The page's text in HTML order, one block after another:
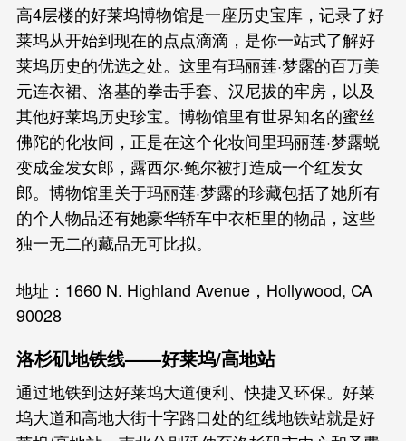
高4层楼的好莱坞博物馆是一座历史宝库，记录了好
莱坞从开始到现在的点点滴滴，是你一站式了解好
莱坞历史的优选之处。这里有玛丽莲·梦露的百万美
元连衣裙、洛基的拳击手套、汉尼拔的牢房，以及
其他好莱坞历史珍宝。博物馆里有世界知名的蜜丝
佛陀的化妆间，正是在这个化妆间里玛丽莲·梦露蜕
变成金发女郎，露西尔·鲍尔被打造成一个红发女
郎。博物馆里关于玛丽莲·梦露的珍藏包括了她所有
的个人物品还有她豪华轿车中衣柜里的物品，这些
独一无二的藏品无可比拟。
地址：1660 N. Highland Avenue，Hollywood, CA
90028
洛杉矶地铁线——好莱坞/高地站
通过地铁到达好莱坞大道便利、快捷又环保。好莱
坞大道和高地大街十字路口处的红线地铁站就是好